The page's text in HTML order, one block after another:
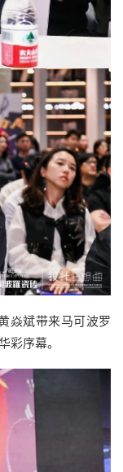
焱斌带来马可波罗
彩序幕。